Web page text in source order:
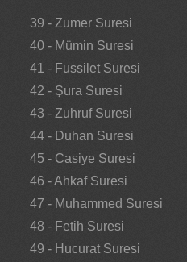
39 - Zumer Suresi
40 - Mümin Suresi
41 - Fussilet Suresi
42 - Şura Suresi
43 - Zuhruf Suresi
44 - Duhan Suresi
45 - Casiye Suresi
46 - Ahkaf Suresi
47 - Muhammed Suresi
48 - Fetih Suresi
49 - Hucurat Suresi